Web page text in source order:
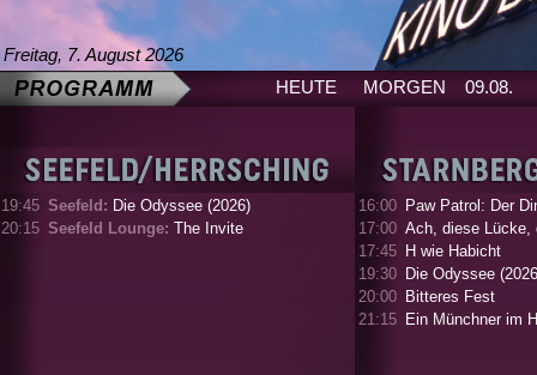
Freitag, 7. August 2026
HEUTE
MORGEN 09.08.
19:45 Seefeld: Die Odyssee (2026)
20:15 Seefeld Lounge: The Invite
16:00 Paw Patrol: Der
17:00 Ach, diese Lücke,
17:45 H wie Habicht
19:30 Die Odyssee
20:00 Bitteres Fest
21:15 Ein Münchner im